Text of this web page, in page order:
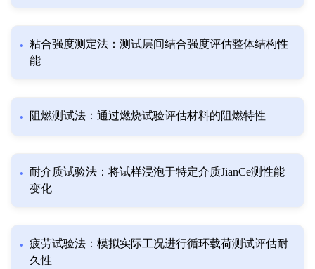
粘合强度测定法：测试层间结合强度评估整体结构性
能
阻燃测试法：通过燃烧试验评估材料的阻燃特性
耐介质试验法：将试样浸泡于特定介质JianCe测性能
变化
疲劳试验法：模拟实际工况进行循环载荷测试评估耐
久性